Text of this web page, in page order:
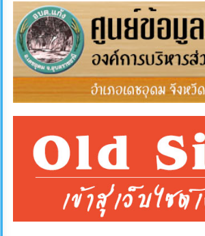
พัฒนา
ทรัพยากร
บุคคล
การ
ส่ง
ความ
โปร่งใส
จัด